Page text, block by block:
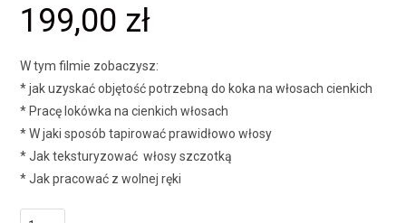
199,00 zł
W tym filmie zobaczysz:
* jak uzyskać objętość potrzebną do koka na włosach cienkich
* Pracę lokówka na cienkich włosach
* W jaki sposób tapirować prawidłowo włosy
* Jak teksturyzować włosy szczotką
* Jak pracować z wolnej ręki